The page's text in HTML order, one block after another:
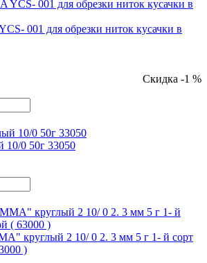
001 для обрезки ниток кусачки в
Скидка -1 %
10/0 50г 33050
круглый 2 10/ 0 2. 3 мм 5 г 1- й сорт
)